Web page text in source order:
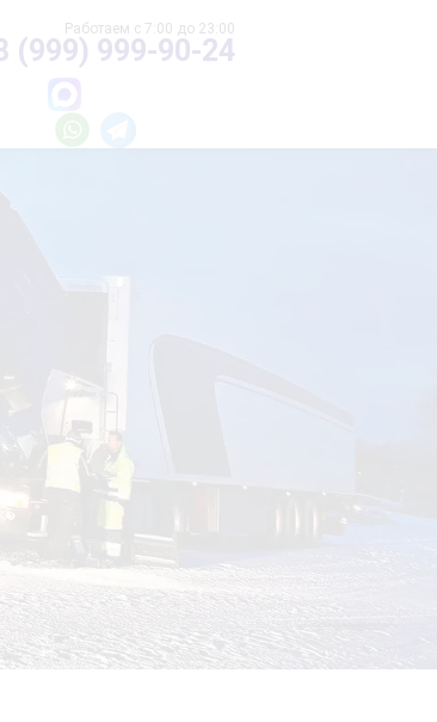
(999) 999-90-24